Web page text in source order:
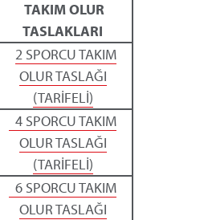
TAKIM OLUR
TASLAKLARI
2 SPORCU TAKIM
OLUR TASLAĞI
(TARİFELİ)
4 SPORCU TAKIM
OLUR TASLAĞI
(TARİFELİ)
6 SPORCU TAKIM
OLUR TASLAĞI